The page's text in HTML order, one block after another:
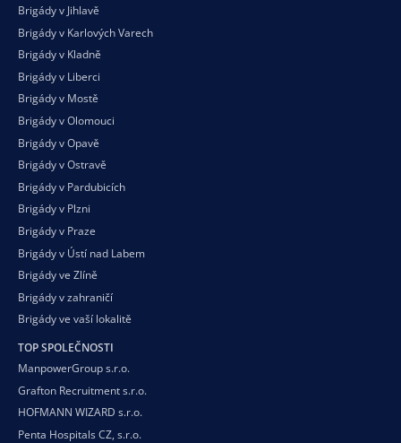
Brigády v Jihlavě
Brigády v Karlových Varech
Brigády v Kladně
Brigády v Liberci
Brigády v Mostě
Brigády v Olomouci
Brigády v Opavě
Brigády v Ostravě
Brigády v Pardubicích
Brigády v Plzni
Brigády v Praze
Brigády v Ústí nad Labem
Brigády ve Zlíně
Brigády v zahraničí
Brigády ve vaší lokalitě
TOP SPOLEČNOSTI
ManpowerGroup s.r.o.
Grafton Recruitment s.r.o.
HOFMANN WIZARD s.r.o.
Penta Hospitals CZ, s.r.o.